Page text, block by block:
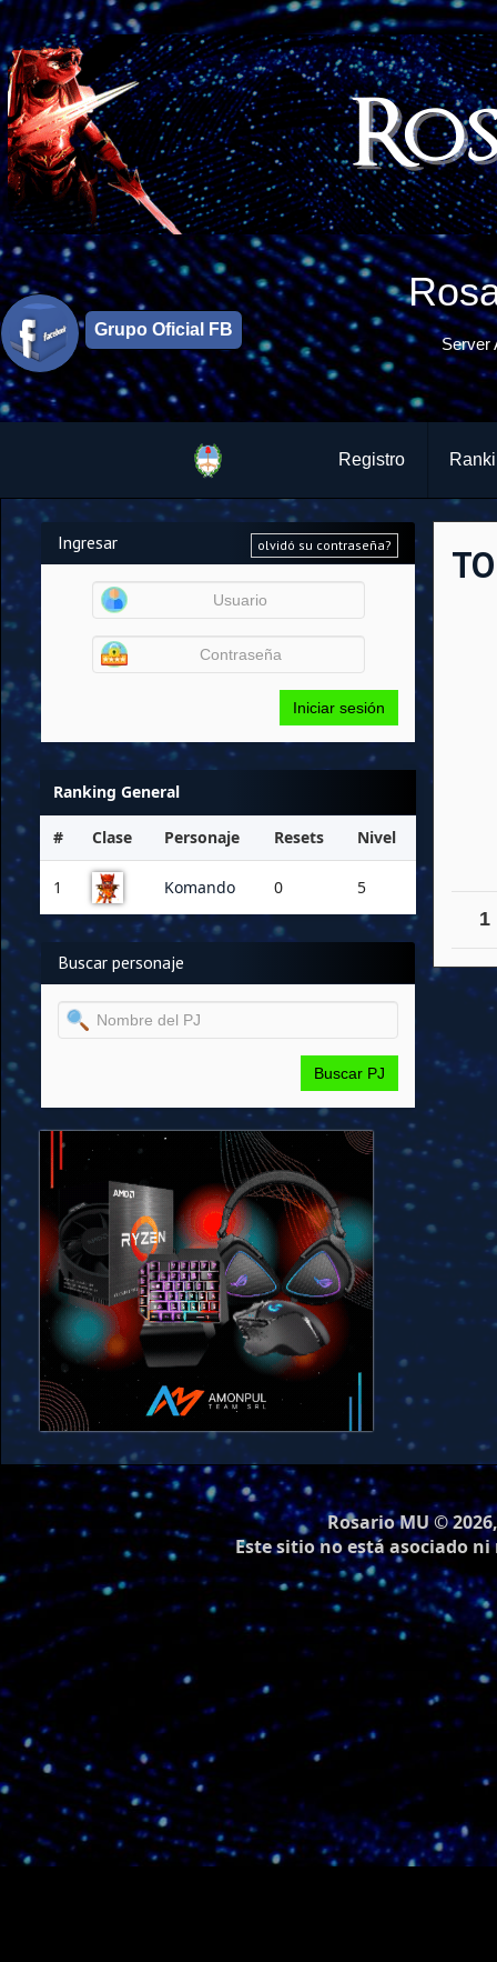
Server
Grupo Oficial FB
Registro
Ingresar olvidó su contraseña?
Iniciar sesión
Ranking General
# Clase Personaje Resets Nivel
1 Komando 0 5
Buscar personaje
Buscar PJ
1
Rosario MU © 2026,
Este sitio no está asociado